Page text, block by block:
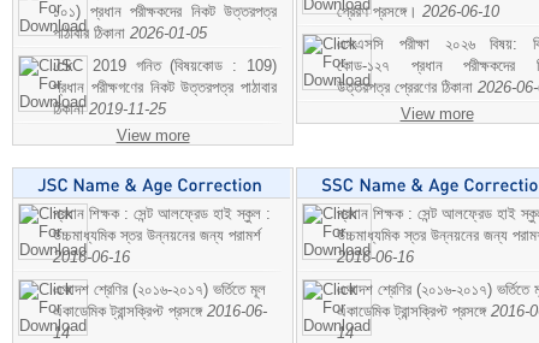
১০১) প্রধান পরীক্ষকদের নিকট উত্তরপত্র
পাঠাবার ঠিকানা 2026-01-05
JSC 2019 গনিত (বিষয়কোড : 109)
প্রধান পরীক্ষগণের নিকট উত্তরপত্র পাঠাবার
ঠিকানা2019-11-25
View more
প্রেরণ প্রসঙ্গে। 2026-06-10
এসএসসি পরীক্ষা ২০২৬ বিষয়:
কোড-১২৭ প্রধান পরীক্ষকদের
উত্তরপত্র প্রেরণের ঠিকানা 2026-
View more
প্রধান শিক্ষক : সেন্ট আলফ্রেড হাই স্কুল :
উচ্চমাধ্যমিক স্তর উন্নয়নের জন্য পরামর্শ
2016-06-16
একাদশ শ্রেণির (২০১৬-২০১৭) ভর্তিতে মূল
একাডেমিক ট্রান্সক্রিপ্ট প্রসঙ্গে 2016-06-
14
প্রধান শিক্ষক : সেন্ট আলফ্রেড হাই
উচ্চমাধ্যমিক স্তর উন্নয়নের জন্য
2016-06-16
একাদশ শ্রেণির (২০১৬-২০১৭) ভর্তিতে
একাডেমিক ট্রান্সক্রিপ্ট প্রসঙ্গে 2016-
14